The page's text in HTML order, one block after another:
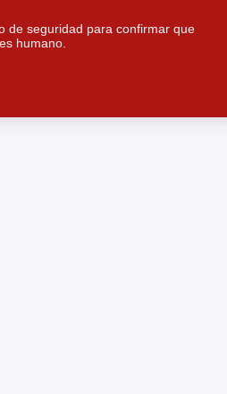
de seguridad para confirmar que
humano.